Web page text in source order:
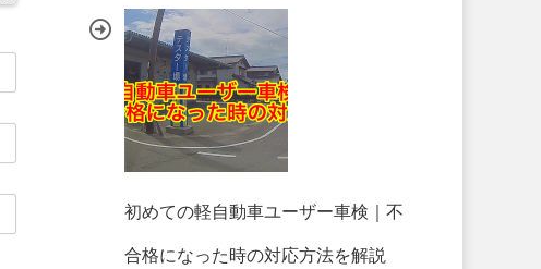
初めての軽自動車ユーザー車検｜不
合格になった時の対応方法を解説